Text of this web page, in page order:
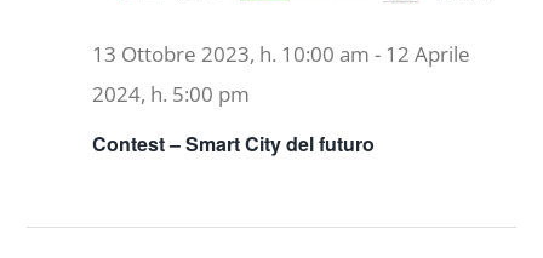
Contest – Smart City del futuro
13 Ottobre 2023, h. 10:00 am - 12 Aprile
2024, h. 5:00 pm